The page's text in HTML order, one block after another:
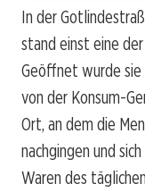
In der
stand einst eine
Geöffnet wurde sie
von der Konsum-
Ort, an dem die
nachgingen und
Waren des